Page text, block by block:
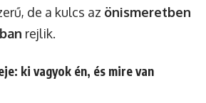
de a kulcs az önismeretben
rejlik.
ki vagyok én, és mire van